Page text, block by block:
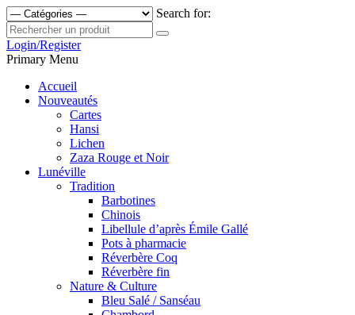
Search for:
Login/Register
Primary Menu
Accueil
Nouveautés
Cartes
Hansi
Lichen
Zaza Rouge et Noir
Lunéville
Tradition
Barbotines
Chinois
Libellule d’après Émile Gallé
Pots à pharmacie
Réverbère Coq
Réverbère fin
Nature & Culture
Bleu Salé / Sanséau